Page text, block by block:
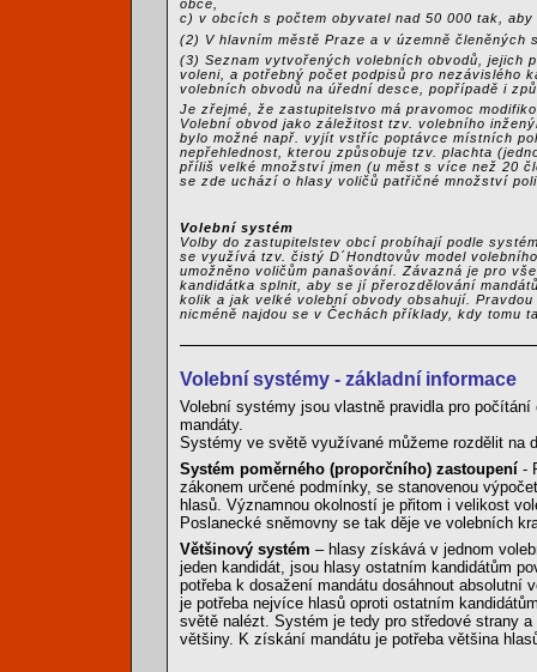
obce,
c) v obcích s počtem obyvatel nad 50 000 tak,
(2) V hlavním městě Praze a v územně
(3) Seznam vytvořených volebních obvodů, jejich
voleni, a potřebný počet podpisů pro nezávislého
volebních obvodů na úřední desce, popřípadě i
Je zřejmé, že zastupitelstvo má pravomoc
Volební obvod jako záležitost tzv. volebního
bylo možné např. vyjít vstříc poptávce místních
nepřehlednost, kterou způsobuje tzv. plachta
příliš velké množství jmen (u měst s více než 20
se zde uchází o hlasy voličů patřičné množství
Volební systém
Volby do zastupitelstev obcí probíhají podle
se využívá tzv. čistý D´Hondtovův model
umožněno voličům panašování. Závazná je pro
kandidátka splnit, aby se jí přerozdělování
kolik a jak velké volební obvody obsahují.
nicméně najdou se v Čechách příklady, kdy tomu
Volební systémy - základní informace
Volební systémy jsou vlastně pravidla pro
mandáty.
Systémy ve světě využívané můžeme rozdělit na
Systém poměrného (proporčního) zastoupení -
zákonem určené podmínky, se stanovenou
hlasů. Významnou okolností je přitom i velikost
Poslanecké sněmovny se tak děje ve volebních
Většinový systém – hlasy získává v jednom
jeden kandidát, jsou hlasy ostatním kandidátům
potřeba k dosažení mandátu dosáhnout
je potřeba nejvíce hlasů oproti ostatním
světě nalézt. Systém je tedy pro středové strany
většiny. K získání mandátu je potřeba většina